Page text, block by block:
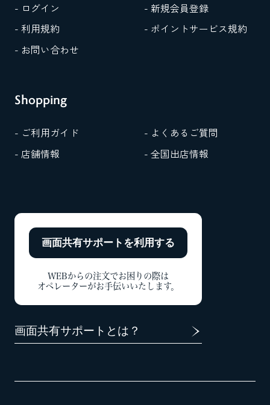
- ログイン
- 新規会員登録
- 利用規約
- ポイントサービス規約
- お問い合わせ
Shopping
- ご利用ガイド
- よくあるご質問
- 店舗情報
- 全国出店情報
画面共有サポートを利用する
WEBからの注文でお困りの際は
オペレーターがお手伝いいたします。
画面共有サポートとは？